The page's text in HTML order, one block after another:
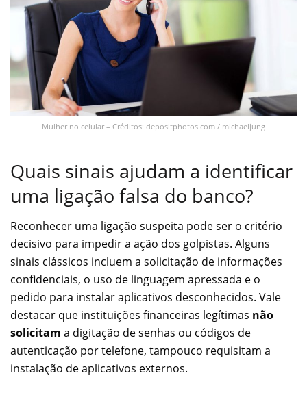
Mulher no celular – Créditos: depositphotos.com / michaeljung
Quais sinais ajudam a identificar
uma ligação falsa do banco?
Reconhecer uma ligação suspeita pode ser o critério
decisivo para impedir a ação dos golpistas. Alguns
sinais clássicos incluem a solicitação de informações
confidenciais, o uso de linguagem apressada e o
pedido para instalar aplicativos desconhecidos. Vale
destacar que instituições financeiras legítimas não
solicitam a digitação de senhas ou códigos de
autenticação por telefone, tampouco requisitam a
instalação de aplicativos externos.